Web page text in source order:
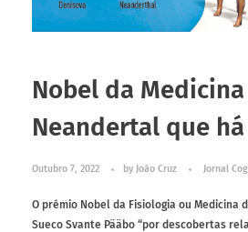
Nobel da
Neandertal que
Outubro 7, 2022 by João Cruz Jornal
O prémio Nobel da Fisiologia ou Medicina
Sueco Svante Pääbo “por descobertas